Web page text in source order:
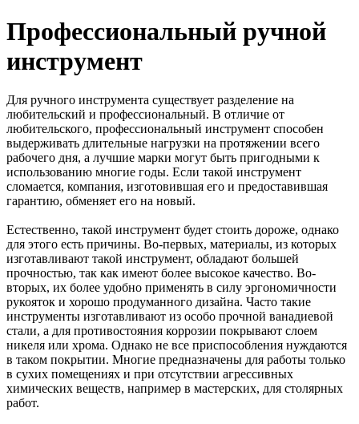
Профессиональный ручной
инструмент
Для ручного инструмента существует разделение на
любительский и профессиональный. В отличие от
любительского, профессиональный инструмент способен
выдерживать длительные нагрузки на протяжении всего
рабочего дня, а лучшие марки могут быть пригодными к
использованию многие годы. Если такой инструмент
сломается, компания, изготовившая его и предоставившая
гарантию, обменяет его на новый.
Естественно, такой инструмент будет стоить дороже, однако
для этого есть причины. Во-первых, материалы, из которых
изготавливают такой инструмент, обладают большей
прочностью, так как имеют более высокое качество. Во-
вторых, их более удобно применять в силу эргономичности
рукояток и хорошо продуманного дизайна. Часто такие
инструменты изготавливают из особо прочной ванадиевой
стали, а для противостояния коррозии покрывают слоем
никеля или хрома. Однако не все приспособления нуждаются
в таком покрытии. Многие предназначены для работы только
в сухих помещениях и при отсутствии агрессивных
химических веществ, например в мастерских, для столярных
работ.